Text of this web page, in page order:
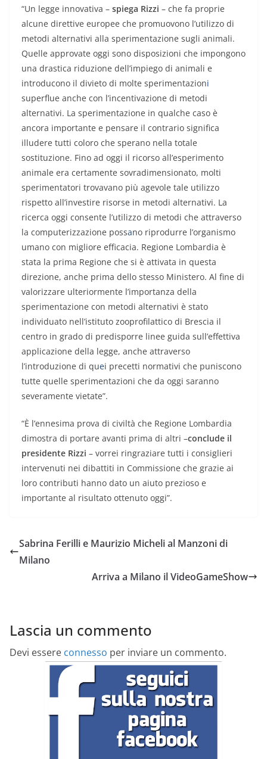
“Un legge innovativa – spiega Rizzi – che fa proprie
alcune direttive europee che promuovono l’utilizzo di
metodi alternativi alla sperimentazione sugli animali.
Quelle approvate oggi sono disposizioni che impongono
una drastica riduzione dell’impiego di animali e
introducono il divieto di molte sperimentazioni
superflue anche con l’incentivazione di metodi
alternativi. La sperimentazione in qualche caso è
ancora importante e pensare il contrario significa
illudere tutti coloro che sperano nella totale
sostituzione. Fino ad oggi il ricorso all’esperimento
animale era certamente sovradimensionato, molti
sperimentatori trovavano più agevole tale utilizzo
rispetto all’investire risorse in metodi alternativi. La
ricerca oggi consente l’utilizzo di metodi che attraverso
la computerizzazione possano riprodurre l’organismo
umano con migliore efficacia. Regione Lombardia è
stata la prima Regione che si è attivata in questa
direzione, anche prima dello stesso Ministero. Al fine di
valorizzare ulteriormente l’importanza della
sperimentazione con metodi alternativi è stato
individuato nell’istituto zooprofilattico di Brescia il
centro in grado di predisporre linee guida sull’effettiva
applicazione della legge, anche attraverso
l’introduzione di quei precetti normativi che puniscono
tutte quelle sperimentazioni che da oggi saranno
severamente vietate”.
“È l’ennesima prova di civiltà che Regione Lombardia
dimostra di portare avanti prima di altri –conclude il
presidente Rizzi – vorrei ringraziare tutti i consiglieri
intervenuti nei dibattiti in Commissione che grazie ai
loro contributi hanno dato un aiuto prezioso e
importante al risultato ottenuto oggi”.
Sabrina Ferilli e Maurizio Micheli al Manzoni di
Milano
Arriva a Milano il VideoGameShow
Lascia un commento
Devi essere connesso per inviare un commento.